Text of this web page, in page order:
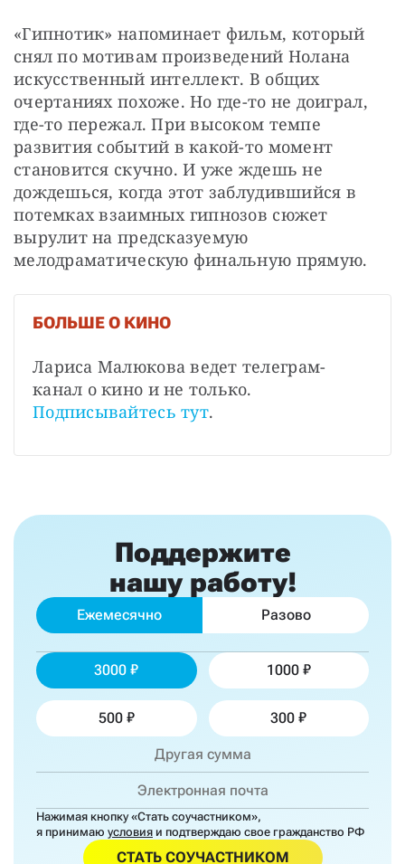
«Гипнотик» напоминает фильм, который
снял по мотивам произведений Нолана
искусственный интеллект. В общих
очертаниях похоже. Но где-то не доиграл,
где-то пережал. При высоком темпе
развития событий в какой-то момент
становится скучно. И уже ждешь не
дождешься, когда этот заблудившийся в
потемках взаимных гипнозов сюжет
вырулит на предсказуемую
мелодраматическую финальную прямую.
БОЛЬШЕ О КИНО
Лариса Малюкова ведет телеграм-
Подписывайтесь тут.
Поддержите
нашу работу!
Ежемесячно Разово
3000 1000
500 300
Нажимая кнопку «Стать соучастником»,
я принимаю условия и подтверждаю свое гражданство РФ
СТАТЬ СОУЧАСТНИКОМ